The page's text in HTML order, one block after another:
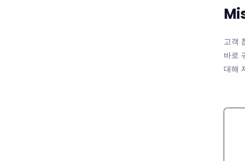
고객
바로
대해